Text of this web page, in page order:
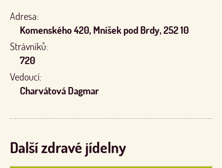
Adresa:
Komenského 420, Mníšek pod Brdy, 252 10
Strávníků:
720
Vedoucí:
Charvátová Dagmar
Další zdravé jídelny